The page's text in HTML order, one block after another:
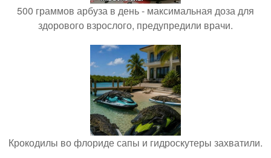
500 граммов арбуза в день - максимальная доза для
здорового взрослого, предупредили врачи.
Крокодилы во флориде сапы и гидроскутеры захватили.